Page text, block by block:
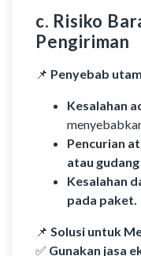
c. Risiko
Pengiriman
📌 Penyebab
Kesalahan
Pencurian
atau
Kesalahan
pada paket.
📌 Solusi untuk
✅ Gunakan jasa